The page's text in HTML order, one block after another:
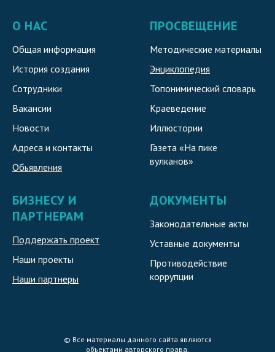
О НАС
Общая информация
История создания
Сотрудники
Вакансии
Новости
Адреса и контакты
Обьявления
ПРОСВЕЩЕНИЕ
Методические материалы
Энциклопедия
Топонимический словарь
Краеведение
Иллюстории
Газета «На пике
вулканов»
БИЗНЕСУ И
ПАРТНЕРАМ
Поддержать проект
Наши проекты
Наши партнеры
ДОКУМЕНТЫ
Законодательные акты
Уставные документы
Противодействие
коррупции
© Все материалы данного сайта являются
объектами авторского права.